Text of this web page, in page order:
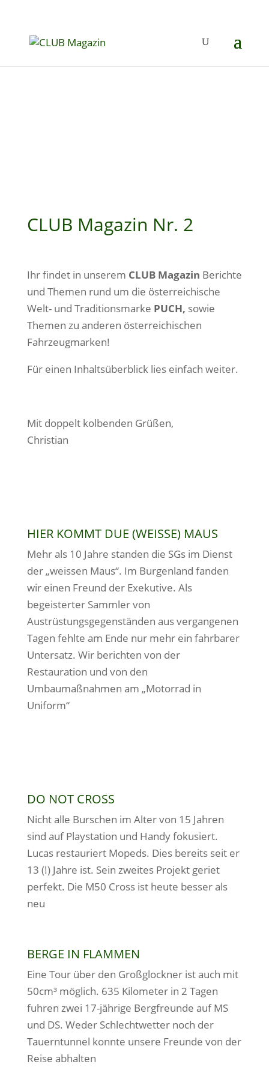
CLUB Magazin Nr. 2
Ihr findet in unserem CLUB Magazin Berichte
und Themen rund um die österreichische
Welt- und Traditionsmarke PUCH, sowie
Themen zu anderen österreichischen
Fahrzeugmarken!
Für einen Inhaltsüberblick lies einfach weiter.
Mit doppelt kolbenden Grüßen,
Christian
HIER KOMMT DUE (WEISSE) MAUS
Mehr als 10 Jahre standen die SGs im Dienst
der „weissen Maus“. Im Burgenland fanden
wir einen Freund der Exekutive. Als
begeisterter Sammler von
Austrüstungsgegenständen aus vergangenen
Tagen fehlte am Ende nur mehr ein fahrbarer
Untersatz. Wir berichten von der
Restauration und von den
Umbaumaßnahmen am „Motorrad in
Uniform“
DO NOT CROSS
Nicht alle Burschen im Alter von 15 Jahren
sind auf Playstation und Handy fokusiert.
Lucas restauriert Mopeds. Dies bereits seit er
13 (!) Jahre ist. Sein zweites Projekt geriet
perfekt. Die M50 Cross ist heute besser als
neu
BERGE IN FLAMMEN
Eine Tour über den Großglockner ist auch mit
50cm³ möglich. 635 Kilometer in 2 Tagen
fuhren zwei 17-jährige Bergfreunde auf MS
und DS. Weder Schlechtwetter noch der
Tauerntunnel konnte unsere Freunde von der
Reise abhalten